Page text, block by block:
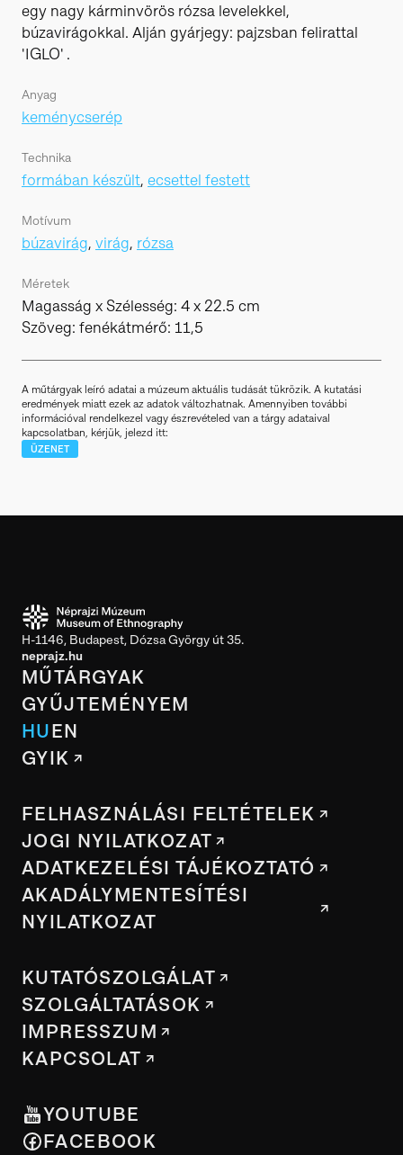
egy nagy kárminvörös rózsa levelekkel,
búzavirágokkal. Alján gyárjegy: pajzsban felirattal
'IGLO' .
Anyag
keménycserép
Technika
formában készült, ecsettel festett
Motívum
búzavirág, virág, rózsa
Méretek
Magasság x Szélesség: 4 x 22.5 cm
Szöveg: fenékátmérő: 11,5
A műtárgyak leíró adatai a múzeum aktuális tudását tükrözik. A kutatási
eredmények miatt ezek az adatok változhatnak. Amennyiben további
információval rendelkezel vagy észrevételed van a tárgy adataival
kapcsolatban, kérjük, jelezd itt:
ÜZENET
H-1146, Budapest, Dózsa György út 35.
neprajz.hu
MŰTÁRGYAK
GYŰJTEMÉNYEM
HUEN
GYIK
FELHASZNÁLÁSI FELTÉTELEK
JOGI NYILATKOZAT
ADATKEZELÉSI TÁJÉKOZTATÓ
AKADÁLYMENTESÍTÉSI
NYILATKOZAT
KUTATÓSZOLGÁLAT
SZOLGÁLTATÁSOK
IMPRESSZUM
KAPCSOLAT
YOUTUBE
FACEBOOK